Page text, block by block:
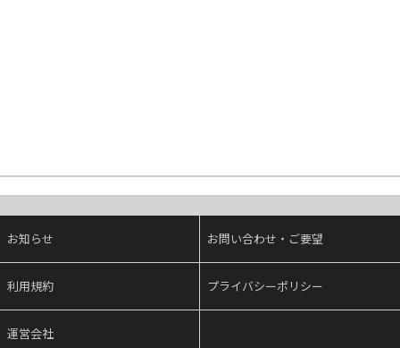
お知らせ お問い合わせ・ご要望
利用規約 プライバシーポリシー
運営会社